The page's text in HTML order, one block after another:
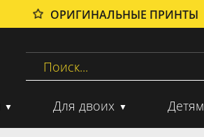
ОРИГИНАЛЬНЫЕ ПРИНТЫ
Для двоих Детям